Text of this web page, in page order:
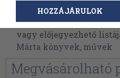
Dr. Zoltán Márta
Dr. Zoltán Márta
vagy előjegyezhető
Márta könyvek, művek
Megvásárolható
HOZZÁJÁRULOK